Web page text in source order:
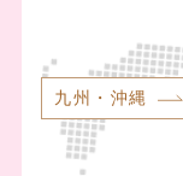
九州・沖縄